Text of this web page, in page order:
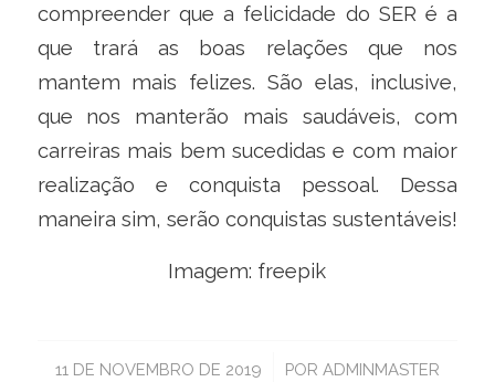
compreender que a felicidade do SER é a
que trará as boas relações que nos
mantem mais felizes. São elas, inclusive,
que nos manterão mais saudáveis, com
carreiras mais bem sucedidas e com maior
realização e conquista pessoal. Dessa
maneira sim, serão conquistas sustentáveis!
Imagem: freepik
11 DE NOVEMBRO DE 2019
/ POR ADMINMASTER